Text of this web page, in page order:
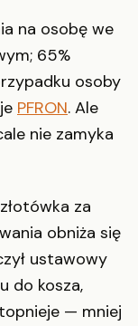
na osobę we
65%
osoby
PFRON. Ale
nie zamyka
za
obniża się
ustawowy
do kosza,
— mniej